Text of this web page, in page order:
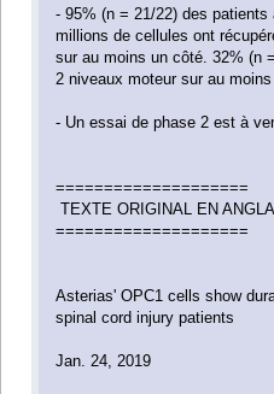
- 95% (n = 21/22) des
millions de cellules ont
sur au moins un côté. 32% (n
2 niveaux moteur sur au
- Un essai de phase 2 est à
====================
TEXTE ORIGINAL EN
====================
Asterias' OPC1 cells show
spinal cord injury patients
Jan. 24, 2019